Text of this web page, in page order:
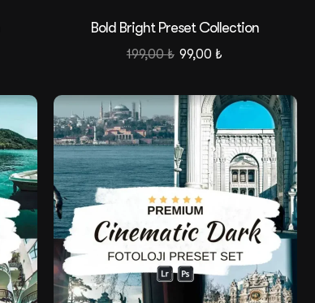
Bold Bright Preset Collection
199,00₺ 99,00 ₺
Satış